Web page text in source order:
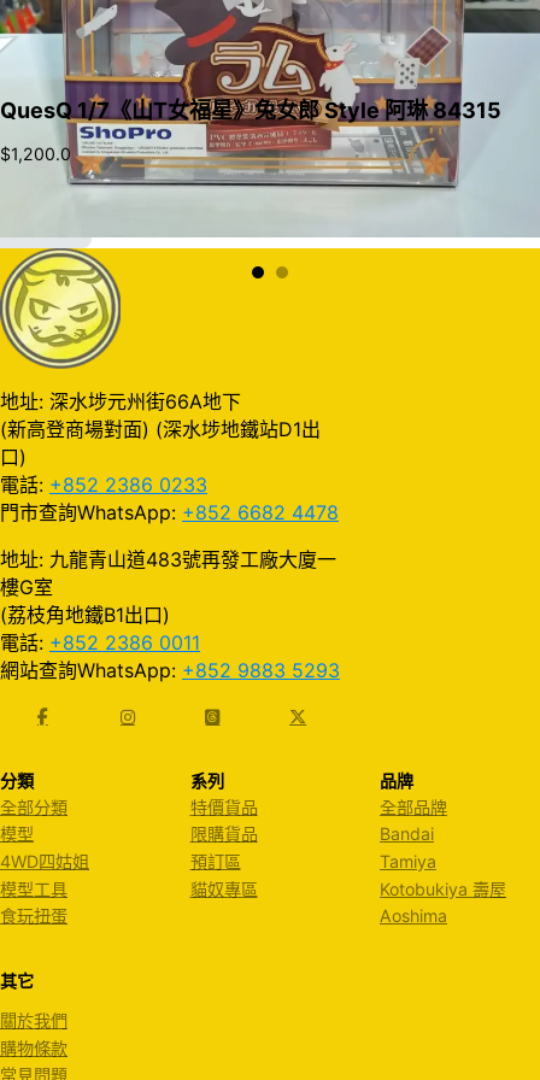
QuesQ 1/7《山T女福星》兔女郎 Style 阿琳 84315
$1,200.0
地址: 深水埗元州街66A地下
(新高登商場對面) (深水埗地鐵站D1出
口)
電話: +852 2386 0233
門市查詢WhatsApp: +852 6682 4478
地址: 九龍青山道483號再發工廠大廈一
樓G室
(荔枝角地鐵B1出口)
電話: +852 2386 0011
網站查詢WhatsApp: +852 9883 5293
分類
全部分類
模型
4WD四姑姐
模型工具
食玩扭蛋
系列
特價貨品
限購貨品
預訂區
貓奴專區
品牌
全部品牌
Bandai
Tamiya
Kotobukiya 壽屋
Aoshima
其它
關於我們
購物條款
常見問題